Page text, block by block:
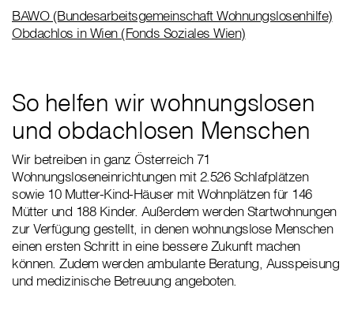
BAWO (Bundesarbeitsgemeinschaft Wohnungslosenhilfe)
Obdachlos in Wien (Fonds Soziales Wien)
So helfen wir wohnungslosen
und obdachlosen Menschen
Wir betreiben in ganz Österreich 71
Wohnungsloseneinrichtungen mit 2.526 Schlafplätzen
sowie 10 Mutter-Kind-Häuser mit Wohnplätzen für 146
Mütter und 188 Kinder. Außerdem werden Startwohnungen
zur Verfügung gestellt, in denen wohnungslose Menschen
einen ersten Schritt in eine bessere Zukunft machen
können. Zudem werden ambulante Beratung, Ausspeisung
und medizinische Betreuung angeboten.